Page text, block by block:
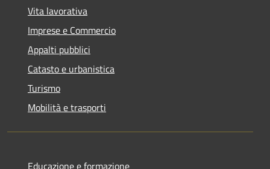
Vita lavorativa
Imprese e Commercio
Appalti pubblici
Catasto e urbanistica
Turismo
Mobilità e trasporti